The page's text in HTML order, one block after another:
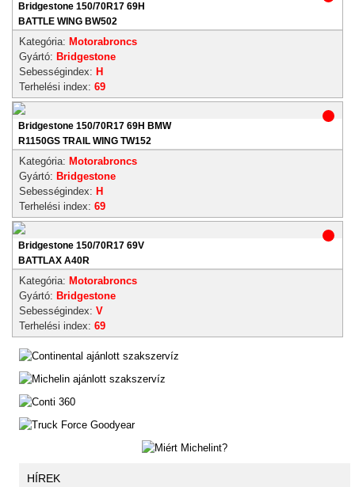
Bridgestone 150/70R17 69H
BATTLE WING BW502
Kategória: Motorabroncs
Gyártó: Bridgestone
Sebességindex: H
Terhelési index: 69
Bridgestone 150/70R17 69H BMW
R1150GS TRAIL WING TW152
Kategória: Motorabroncs
Gyártó: Bridgestone
Sebességindex: H
Terhelési index: 69
Bridgestone 150/70R17 69V
BATTLAX A40R
Kategória: Motorabroncs
Gyártó: Bridgestone
Sebességindex: V
Terhelési index: 69
HÍREK